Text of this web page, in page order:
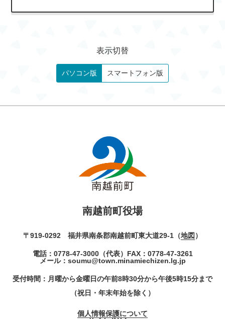
表示切替
パソコン版 スマートフォン版
南越前町役場
〒919-0292 福井県南条郡南越前町東大道29-1（地図 ）
電話： 0778-47-3000（代表） FAX：0778-47-3261
メール： soumu@town.minamiechizen.lg.jp
受付時間：月曜から金曜日の午前8時30分から午後5時15分まで
（祝日・年末年始を除く）
個人情報保護について